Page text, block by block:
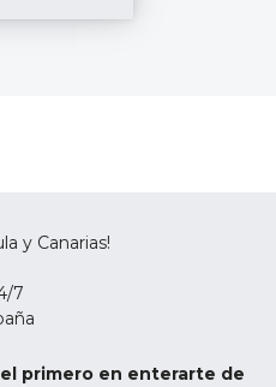
y Canarias!
7
primero en enterarte de